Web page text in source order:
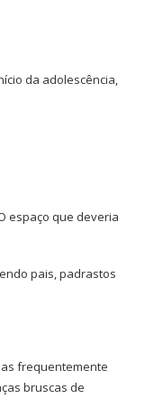
da adolescência,
espaço que deveria
pais, padrastos
frequentemente
bruscas de